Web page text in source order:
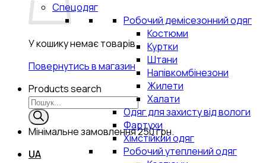
У кошику немає товарів.
Повернутись в магазин
Products search
Мінімальне замовлення250 грн.
UA
Спецодяг
Робочий демісезонний одяг
Костюми
Куртки
Штани
Напівкомбінезони
Жилети
Халати
Одяг для захисту від вологи
Фартухи
Хімстійкий одяг
Робочий утеплений одяг